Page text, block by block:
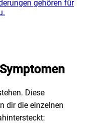
gehören für
Diese
dir die einzelnen